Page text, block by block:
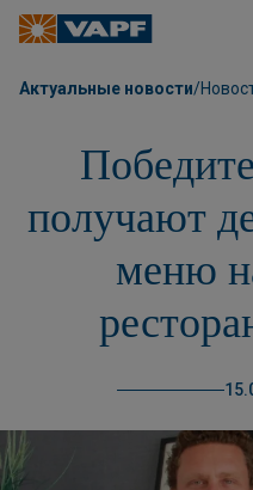
Актуальные новости/
получают
меню